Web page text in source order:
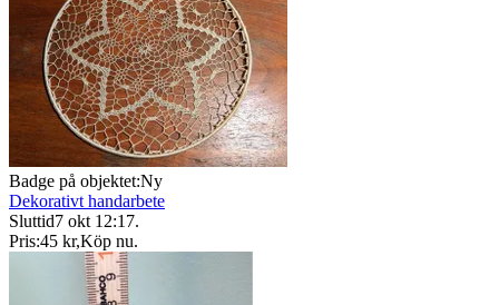
Badge på objektet:Ny
Dekorativt handarbete
Sluttid7 okt 12:17.
Pris:45 kr,Köp nu.